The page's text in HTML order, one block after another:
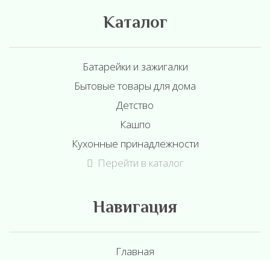
Каталог
Батарейки и зажигалки
Бытовые товары для дома
Детство
Кашпо
Кухонные принадлежности
Перейти в каталог
Навигация
Главная